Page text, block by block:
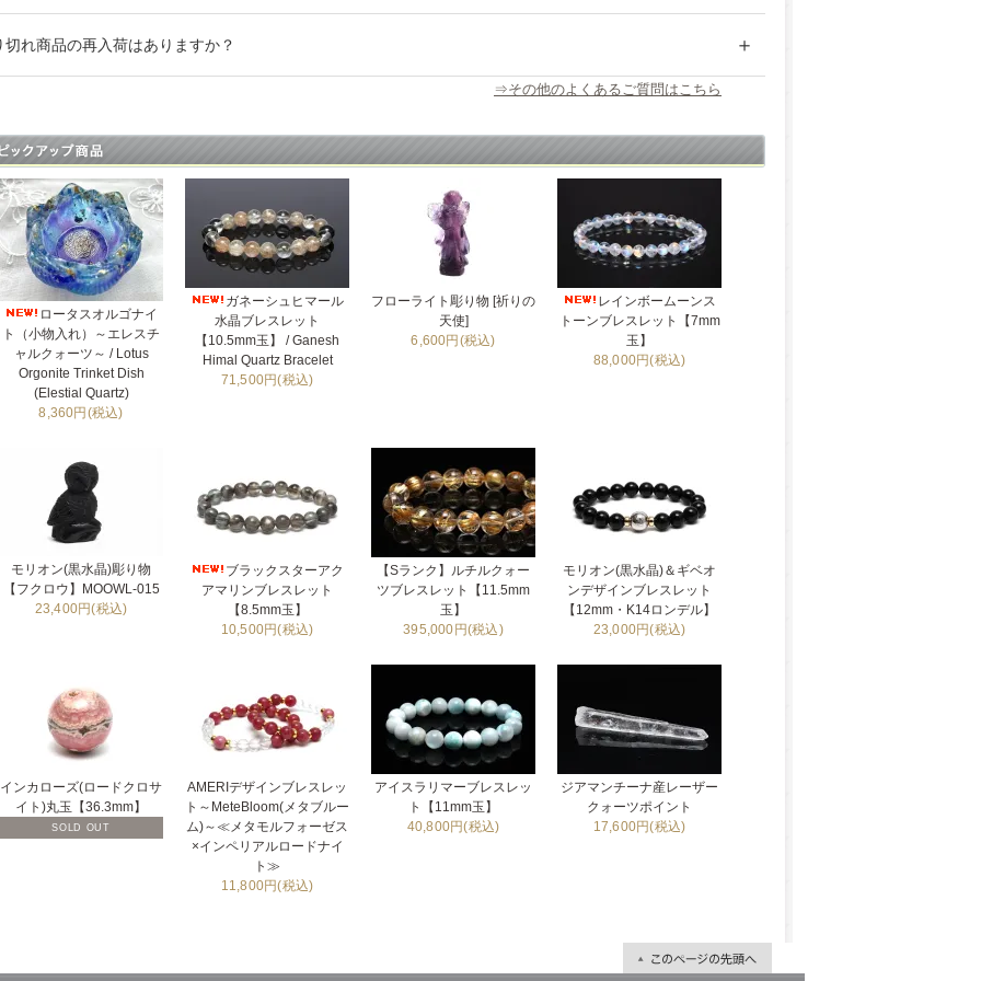
切れ商品の再入荷はありますか？
⇒その他のよくあるご質問はこちら
ロータスオルゴナイ
ト（小物入れ）～エレスチ
ャルクォーツ～ / Lotus
Orgonite Trinket Dish
(Elestial Quartz)
8,360円(税込)
ガネーシュヒマール
水晶ブレスレット
【10.5mm玉】 / Ganesh
Himal Quartz Bracelet
71,500円(税込)
フローライト彫り物 [祈りの
天使]
6,600円(税込)
レインボームーンス
トーンブレスレット【7mm
玉】
88,000円(税込)
モリオン(黒水晶)彫り物
【フクロウ】MOOWL-015
23,400円(税込)
ブラックスターアク
アマリンブレスレット
【8.5mm玉】
10,500円(税込)
【Sランク】ルチルクォー
ツブレスレット【11.5mm
玉】
395,000円(税込)
モリオン(黒水晶)＆ギベオ
ンデザインブレスレット
【12mm・K14ロンデル】
23,000円(税込)
インカローズ(ロードクロサ
イト)丸玉【36.3mm】
SOLD OUT
AMERIデザインブレスレッ
ト～MeteBloom(メタブルー
ム)～≪メタモルフォーゼス
×インペリアルロードナイ
ト≫
11,800円(税込)
アイスラリマーブレスレッ
ト【11mm玉】
40,800円(税込)
ジアマンチーナ産レーザー
クォーツポイント
17,600円(税込)